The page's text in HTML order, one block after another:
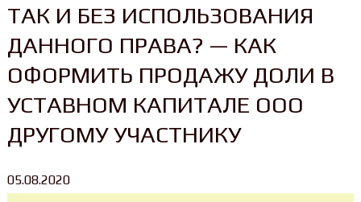
ТАК И БЕЗ ИСПОЛЬЗОВАНИЯ
ДАННОГО ПРАВА? — КАК
ОФОРМИТЬ ПРОДАЖУ ДОЛИ В
УСТАВНОМ КАПИТАЛЕ ООО
ДРУГОМУ УЧАСТНИКУ
05.08.2020